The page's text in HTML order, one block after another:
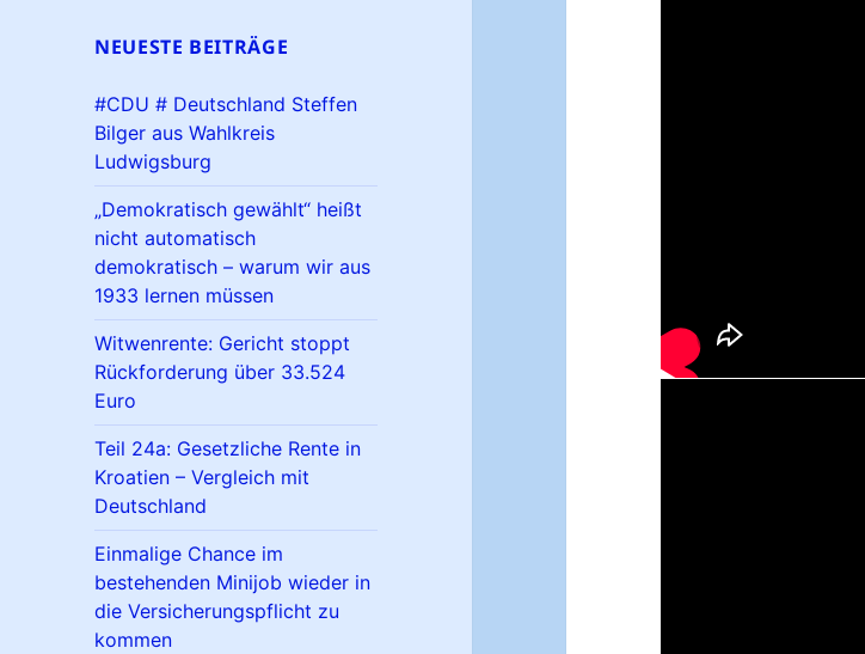
NEUESTE BEITRÄGE
#CDU # Deutschland Steffen
Bilger aus Wahlkreis
Ludwigsburg
„Demokratisch gewählt“ heißt
nicht automatisch
demokratisch – warum wir aus
1933 lernen müssen
Witwenrente: Gericht stoppt
Rückforderung über 33.524
Euro
Teil 24a: Gesetzliche Rente in
Kroatien – Vergleich mit
Deutschland
Einmalige Chance im
bestehenden Minijob wieder in
die Versicherungspflicht zu
kommen